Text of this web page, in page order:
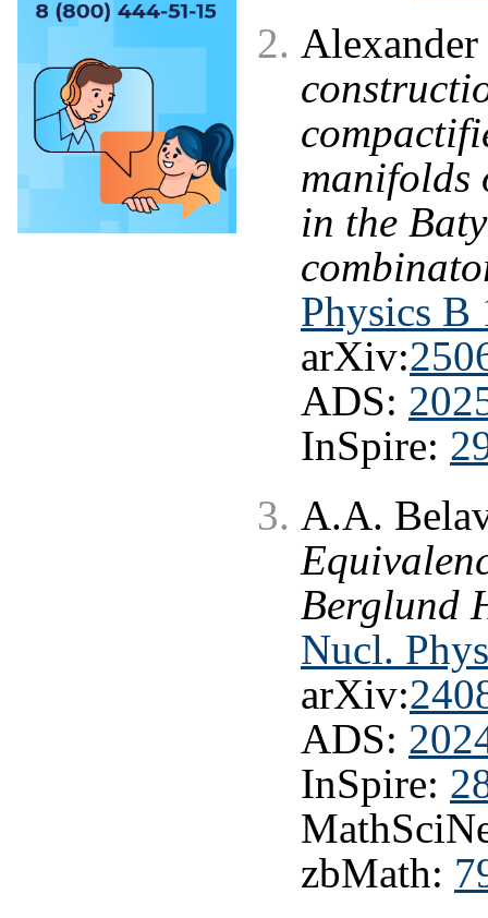
manifolds
in the
Physics B
arXiv:
ADS:
InSpire:
A.A.
Berglund
Nucl.
arXiv:
ADS:
InSpire:
zbMath: